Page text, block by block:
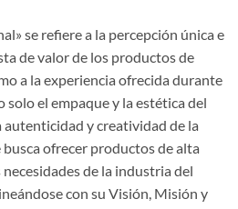
se refiere a la percepción única e
de valor de los productos de
a la experiencia ofrecida durante
solo el empaque y la estética del
y creatividad de la
ofrecer productos de alta
de la industria del
con su Visión, Misión y